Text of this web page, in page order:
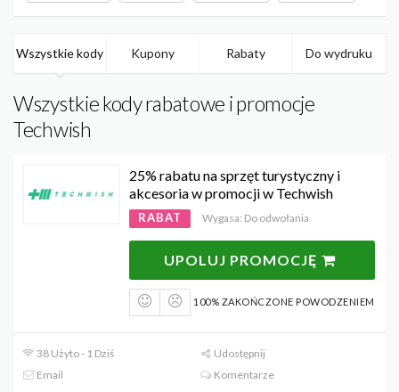
Wszystkie kody Kupony Rabaty Do wydruku
Wszystkie kody rabatowe i promocje
Techwish
25% rabatu na sprzęt turystyczny i
akcesoria w promocji w Techwish
RABAT Wygasa: Do odwołania
UPOLUJ PROMOCJĘ
100% ZAKOŃCZONE POWODZENIEM
38 Użyto - 1 Dziś
Udostępnij
Email
Komentarze